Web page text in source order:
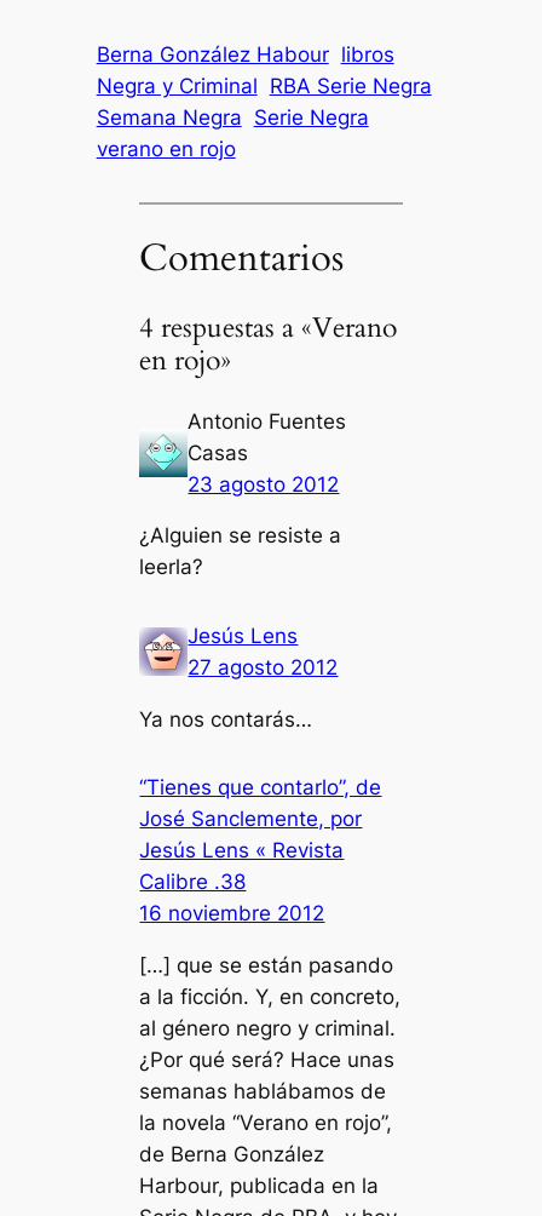
Berna González Habour libros
Negra y Criminal RBA Serie Negra
Semana Negra Serie Negra
verano en rojo
Comentarios
4 respuestas a «Verano
en rojo»
Antonio Fuentes
Casas
23 agosto 2012
¿Alguien se resiste a
leerla?
Jesús Lens
27 agosto 2012
Ya nos contarás…
“Tienes que contarlo”, de
José Sanclemente, por
Jesús Lens « Revista
Calibre .38
16 noviembre 2012
[…] que se están pasando
a la ficción. Y, en concreto,
al género negro y criminal.
¿Por qué será? Hace unas
semanas hablábamos de
la novela “Verano en rojo”,
de Berna González
Harbour, publicada en la